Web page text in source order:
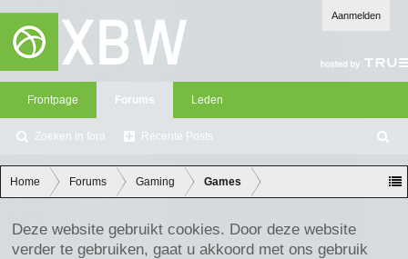
Aanmelden
Frontpage Forums
Zoeken in fora Recente Posts
Leden
oe
ke
n
Home Forums Gaming Games
Deze website gebruikt cookies. Door deze website
verder te gebruiken, gaat u akkoord met ons gebruik